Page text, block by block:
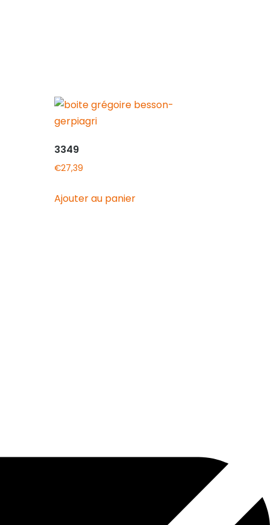
3349
€27,39
Ajouter au panier